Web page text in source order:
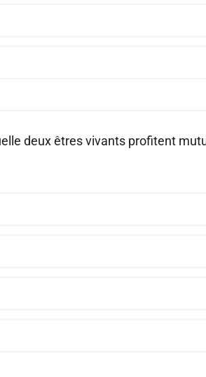
deux êtres vivants profitent